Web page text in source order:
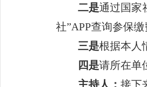
二是通过国家
社”APP查询参保
三是根据本人
四是请所在单
主持人： 接下